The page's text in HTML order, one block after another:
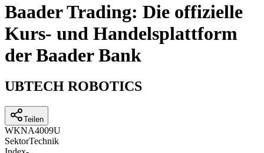
Baader Trading: Die offizielle
Kurs- und Handelsplattform
der Baader Bank
UBTECH ROBOTICS
Teilen
WKNA4009U
SektorTechnik